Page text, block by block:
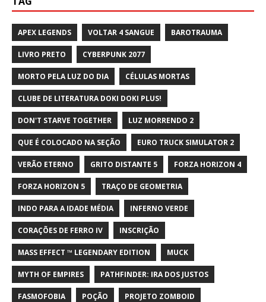
APEX LEGENDS VOLTAR 4 SANGUE BAROTRAUMA
LIVRO PRETO CYBERPUNK 2077
MORTO PELA LUZ DO DIA CÉLULAS MORTAS
CLUBE DE LITERATURA DOKI DOKI PLUS!
DON'T STARVE TOGETHER LUZ MORRENDO 2
QUE É COLOCADO NA SEÇÃO EURO TRUCK SIMULATOR 2
VERÃO ETERNO GRITO DISTANTE 5 FORZA HORIZON 4
FORZA HORIZON 5 TRAÇO DE GEOMETRIA
INDO PARA A IDADE MÉDIA INFERNO VERDE
CORAÇÕES DE FERRO IV INSCRIÇÃO
MASS EFFECT ™ LEGENDARY EDITION MUCK
MYTH OF EMPIRES PATHFINDER: IRA DOS JUSTOS
FASMOFOBIA POÇÃO PROJETO ZOMBOID